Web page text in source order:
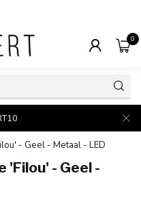
0
- Geel - Metaal - LED
'Filou' - Geel -